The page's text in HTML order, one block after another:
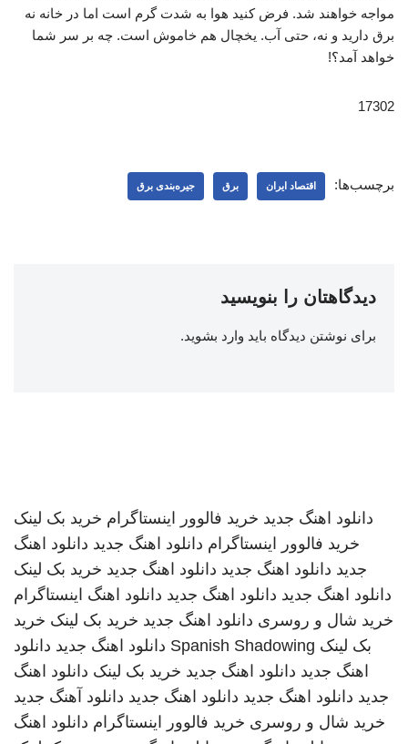
مواجه خواهند شد. فرض کنید هوا به شدت گرم است اما در خانه نه
برق دارید و نه، حتی آب. یخچال هم خاموش است. چه بر سر شما
خواهد آمد؟!
17302
برچسب‌ها: اقتصاد ایران برق جیره‌بندی برق
دیدگاهتان را بنویسید
برای نوشتن دیدگاه باید وارد بشوید.
دانلود اهنگ جدید خرید فالوور اینستاگرام خرید بک لینک
خرید فالوور اینستاگرام دانلود اهنگ جدید دانلود اهنگ
جدید دانلود اهنگ جدید دانلود اهنگ جدید خرید بک لینک
دانلود اهنگ جدید دانلود اهنگ جدید دانلود اهنگ اینستاگرام
خرید شال و روسری دانلود اهنگ جدید خرید بک لینک خرید
بک لینک Spanish Shadowing دانلود اهنگ جدید دانلود
اهنگ جدید دانلود اهنگ جدید خرید بک لینک دانلود اهنگ
جدید دانلود اهنگ جدید دانلود اهنگ جدید دانلود آهنگ جدید
خرید شال و روسری خرید فالوور اینستاگرام دانلود اهنگ